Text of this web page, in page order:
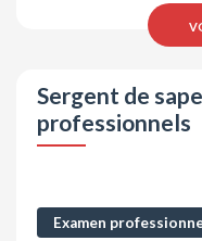
Sergent de
professionnels
Examen